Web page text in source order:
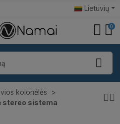
Lietuvių
0
kolonėlės
stereo sistema